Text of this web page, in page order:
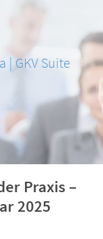
GKV Suite
Praxis –
2025